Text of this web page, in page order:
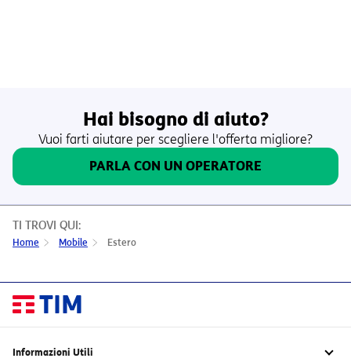
Hai bisogno di aiuto?
Vuoi farti aiutare per scegliere l'offerta migliore?
PARLA CON UN OPERATORE
TI TROVI QUI:
Home Mobile Estero
Informazioni Utili